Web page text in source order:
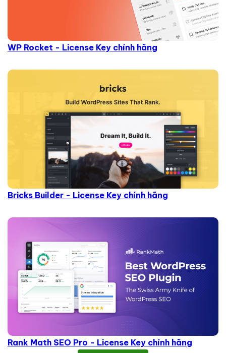
WP Rocket - License Key chính hãng
Bricks Builder - License Key chính hãng
Rank Math SEO Pro - License Key chính hãng